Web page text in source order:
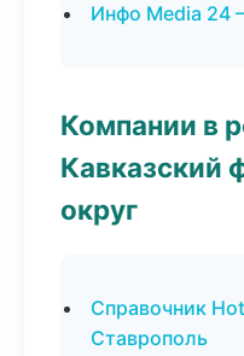
Инфо Media 24
Компании в
Кавказский
округ
Справочник
Ставрополь